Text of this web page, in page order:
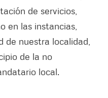
de servicios,
en las instancias,
de nuestra localidad,
de la no
local.